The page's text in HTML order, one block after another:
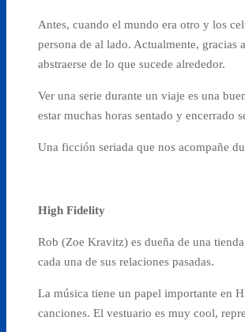
Antes, cuando el mundo era otro y los
persona de al lado. Actualmente, gracias
abstraerse de lo que sucede alrededor.
Ver una serie durante un viaje es una
estar muchas horas sentado y encerrado
Una ficción seriada que nos acompañe
High Fidelity
Rob (Zoe Kravitz) es dueña de una
cada una de sus relaciones pasadas.
La música tiene un papel importante en
canciones. El vestuario es muy cool,